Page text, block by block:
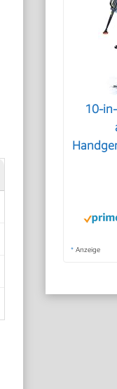
10-
* Anzeige